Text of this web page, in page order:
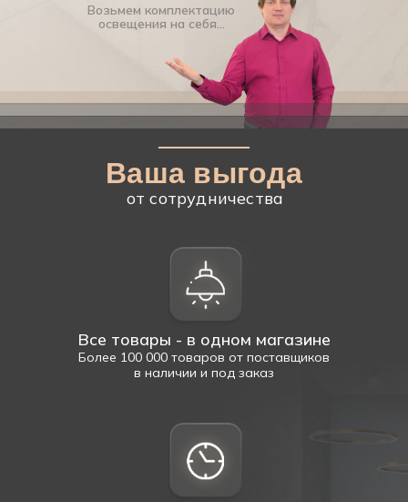
Возьмем комплектацию
освещения на себя...
Ваша выгода
от сотрудничества
Все товары - в одном магазине
Более 100 000 товаров от поставщиков
в наличии и под заказ